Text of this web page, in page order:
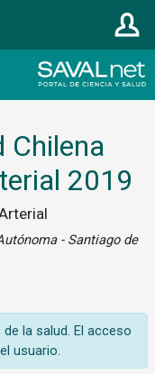
Chilena
2019
- Santiago de
la salud. El acceso
usuario.